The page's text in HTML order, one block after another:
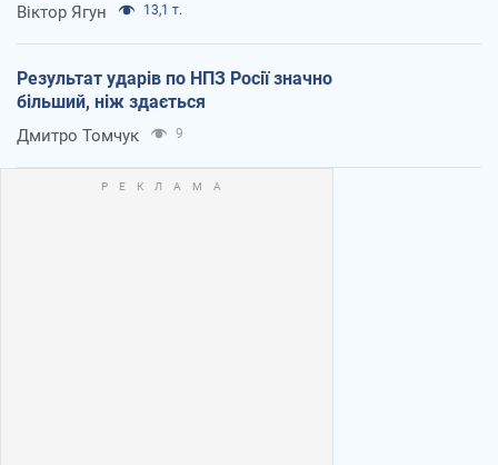
Віктор Ягун 13,1 т.
Результат ударів по НПЗ Росії значно
більший, ніж здається
Дмитро Томчук 9